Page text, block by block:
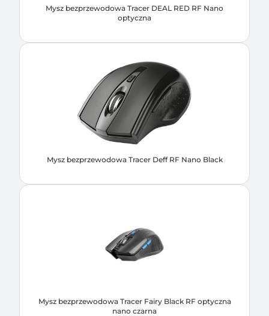
Mysz bezprzewodowa Tracer DEAL RED RF Nano
optyczna
Mysz bezprzewodowa Tracer Deff RF Nano Black
Mysz bezprzewodowa Tracer Fairy Black RF optyczna
nano czarna